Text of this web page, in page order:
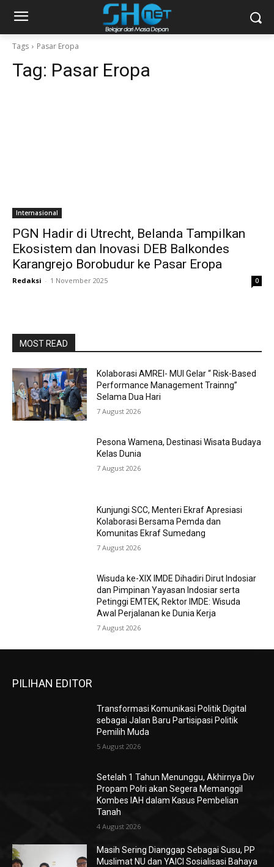
Tags Pasar Eropa
Tag: Pasar Eropa
Internasional
PGN Hadir di Utrecht, Belanda Tampilkan
Ekosistem dan Inovasi DEB Balkondes
Karangrejo Borobudur ke Pasar Eropa
Redaksi - 1 November 2025 0
MOST READ
Kolaborasi AMREI- MUI Gelar “ Risk-Based
Performance Management Trainng”
Selama Dua Hari
7 August 2026
Pesona Wamena, Destinasi Wisata Budaya
Kelas Dunia
7 August 2026
Kunjungi SCC, Menteri Ekraf Apresiasi
Kolaborasi Bersama Pemda dan
Komunitas Ekraf Sumedang
7 August 2026
Wisuda ke-XIX IMDE Dihadiri Dirut Indosiar
dan Pimpinan Yayasan Indosiar serta
Petinggi EMTEK, Rektor IMDE: Wisuda
Awal Perjalanan ke Dunia Kerja
7 August 2026
PILIHAN EDITOR
Transformasi Komunikasi Politik Digital
sebagai Jalan Baru Partisipasi Politik
Pemilih Muda
5 August 2026
Setelah 1 Tahun Menunggu, Akhirnya Div
Propam Polri akan Segera Memanggil
Kombes IAH dalam Kasus Pembelian
Tanah
4 August 2026
Masih Sering Dianggap Sebagai Susu, PP
Muslimat NU dan YAICI Sosialisasi Bahaya